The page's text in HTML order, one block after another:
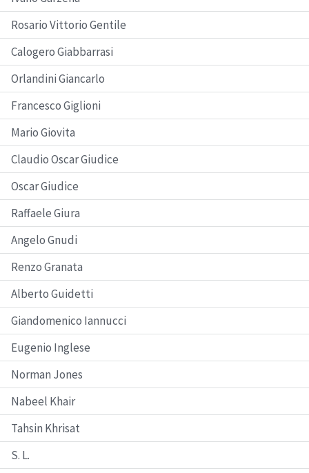
Rosario Vittorio Gentile
Calogero Giabbarrasi
Orlandini Giancarlo
Francesco Giglioni
Mario Giovita
Claudio Oscar Giudice
Oscar Giudice
Raffaele Giura
Angelo Gnudi
Renzo Granata
Alberto Guidetti
Giandomenico Iannucci
Eugenio Inglese
Norman Jones
Nabeel Khair
Tahsin Khrisat
S. L.